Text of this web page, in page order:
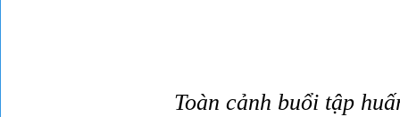
Toàn cảnh buổi tập